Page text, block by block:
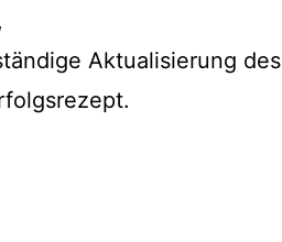
Aktualisierung des